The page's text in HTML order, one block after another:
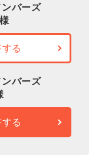
バーズ
る
バーズ
る